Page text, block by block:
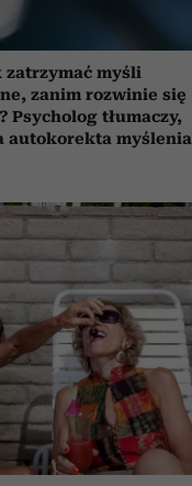
zatrzymać myśli
zanim rozwinie się
Psycholog tłumaczy,
autokorekta myślenia